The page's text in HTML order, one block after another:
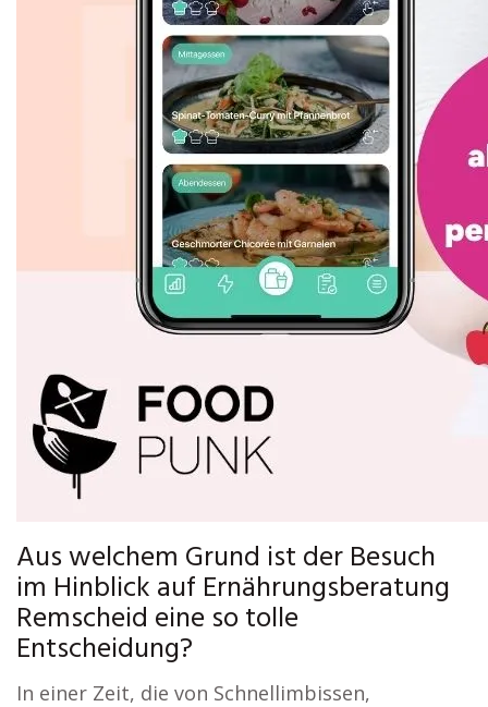
Aus welchem Grund ist der Besuch
im Hinblick auf Ernährungsberatung
Remscheid eine so tolle
Entscheidung?
In einer Zeit, die von Schnellimbissen,